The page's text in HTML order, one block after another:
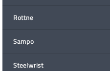
Rottne
Sampo
Steelwrist